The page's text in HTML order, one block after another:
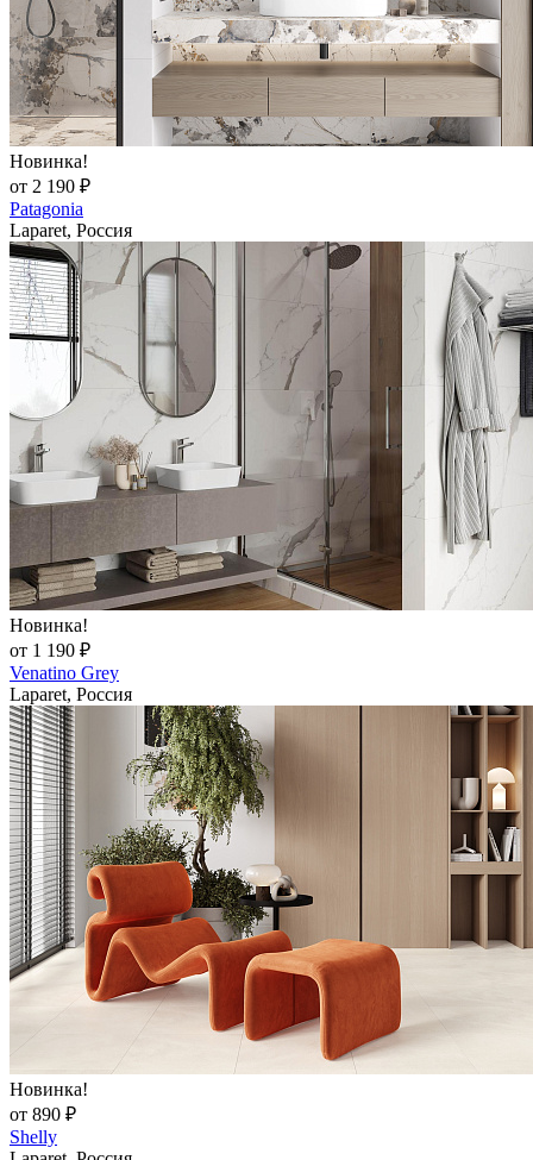
Новинка!
от 2 190 ₽
Patagonia
Laparet, Россия
Новинка!
от 1 190 ₽
Venatino Grey
Laparet, Россия
Новинка!
от 890 ₽
Shelly